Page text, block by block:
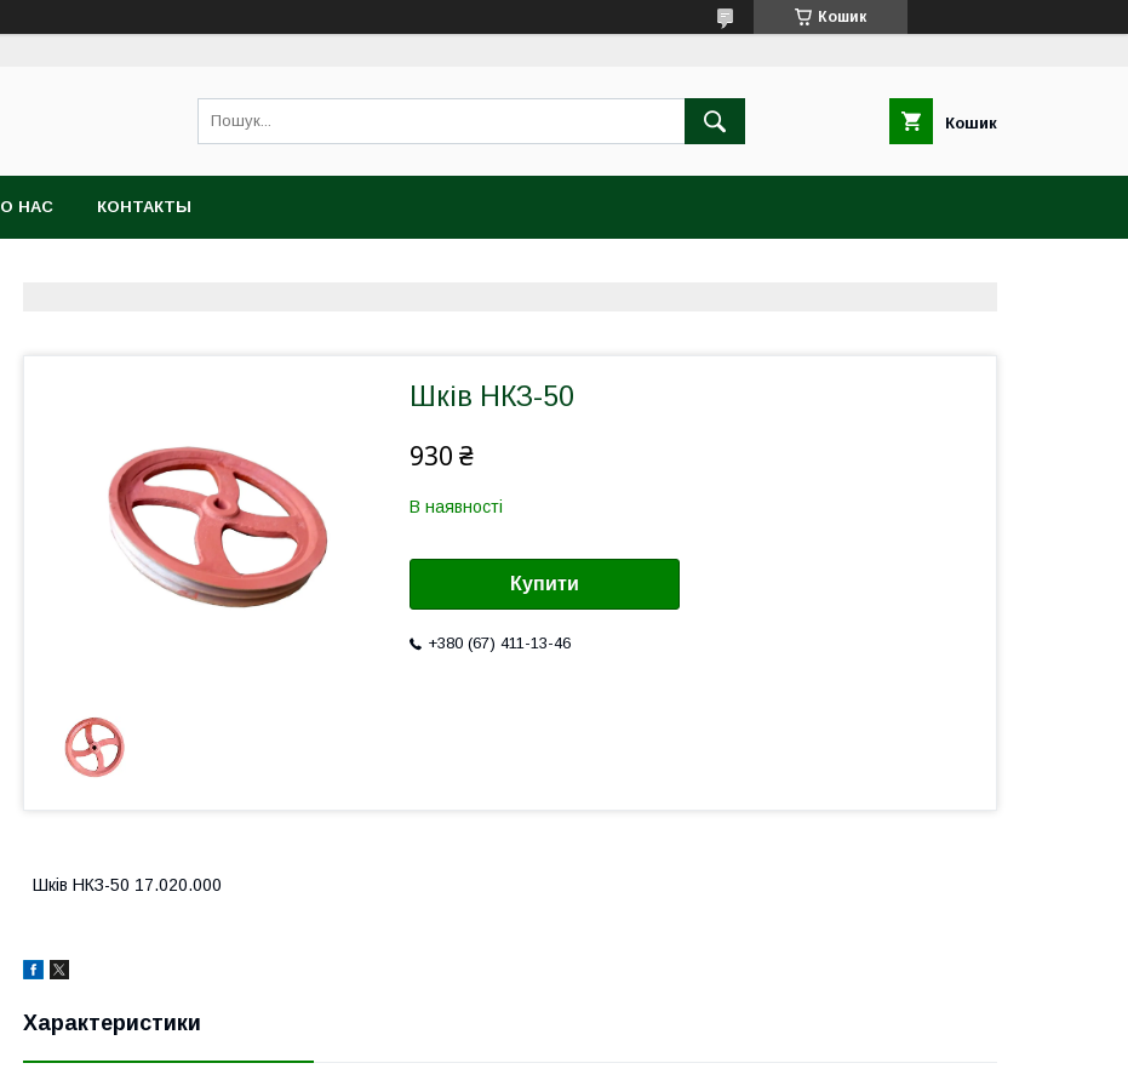
Кошик
Кошик
О НАС КОНТАКТЫ
Шків НКЗ-50
930 ₴
В наявності
Купити
+380 (67) 411-13-46
Шків НКЗ-50 17.020.000
Характеристики